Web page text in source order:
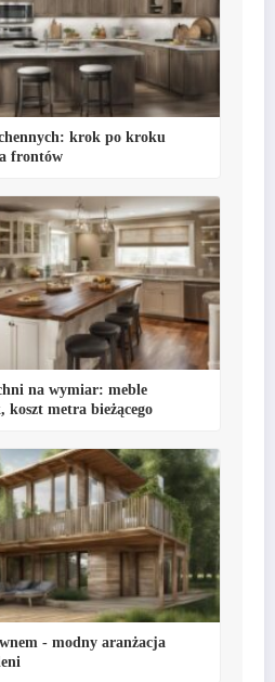
krok po kroku
frontów
na wymiar: meble
koszt metra bieżącego
- modny aranżacja